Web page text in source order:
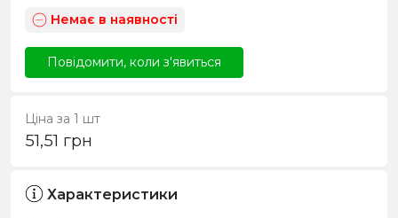
Немає в наявності
Повідомити, коли з'явиться
Ціна за 1 шт
51,51 грн
Характеристики